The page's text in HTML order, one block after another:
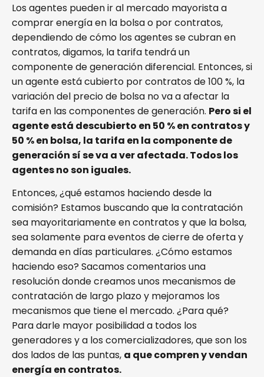
Los agentes pueden ir al mercado mayorista a
comprar energía en la bolsa o por contratos,
dependiendo de cómo los agentes se cubran en
contratos, digamos, la tarifa tendrá un
componente de generación diferencial. Entonces, si
un agente está cubierto por contratos de 100 %, la
variación del precio de bolsa no va a afectar la
tarifa en las componentes de generación. Pero si el
agente está descubierto en 50 % en contratos y
50 % en bolsa, la tarifa en la componente de
generación sí se va a ver afectada. Todos los
agentes no son iguales.
Entonces, ¿qué estamos haciendo desde la
comisión? Estamos buscando que la contratación
sea mayoritariamente en contratos y que la bolsa,
sea solamente para eventos de cierre de oferta y
demanda en días particulares. ¿Cómo estamos
haciendo eso? Sacamos comentarios una
resolución donde creamos unos mecanismos de
contratación de largo plazo y mejoramos los
mecanismos que tiene el mercado. ¿Para qué?
Para darle mayor posibilidad a todos los
generadores y a los comercializadores, que son los
dos lados de las puntas, a que compren y vendan
energía en contratos.